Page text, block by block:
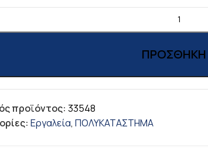
ΠΡΟΣΘΉΚΗ
προϊόντος: 33548
Εργαλεία, ΠΟΛΥΚΑΤΑΣΤΗΜΑ